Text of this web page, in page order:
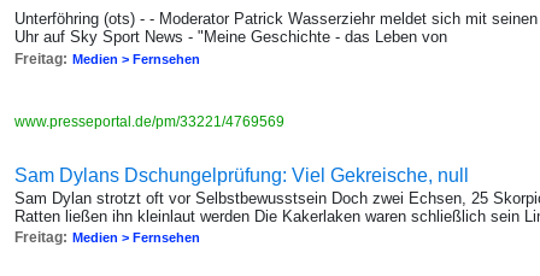
Unterföhring (ots) - - Moderator Patrick Wasserziehr meldet sich mit
Uhr auf Sky Sport News - "Meine Geschichte - das Leben von
Freitag: Medien > Fernsehen
www.presseportal.de/pm/33221/4769569
Sam Dylans Dschungelprüfung: Viel Gekreische, null
Sam Dylan strotzt oft vor Selbstbewusstsein Doch zwei Echsen, 25
Ratten ließen ihn kleinlaut werden Die Kakerlaken waren schließlich sein
Freitag: Medien > Fernsehen